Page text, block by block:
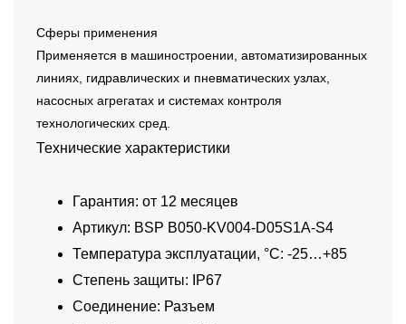
Сферы применения
Применяется в машиностроении, автоматизированных
линиях, гидравлических и пневматических узлах,
насосных агрегатах и системах контроля
технологических сред.
Технические характеристики
Гарантия: от 12 месяцев
Артикул: BSP B050-KV004-D05S1A-S4
Температура эксплуатации, °C: -25…+85
Степень защиты: IP67
Соединение: Разъем